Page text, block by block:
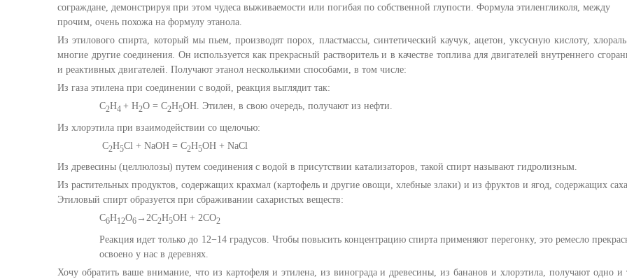
сограждане, демонстрируя при этом чудеса выживаемости или погибая по собственной глупости. Формула этиленгликоля, между
прочим, очень похожа на формулу этанола.
Из этилового спирта, который мы пьем, производят порох, пластмассы, синтетический каучук, ацетон, уксусную кислоту,
многие другие соединения. Он используется как прекрасный растворитель и в качестве топлива для двигателей внутреннего
и реактивных двигателей. Получают этанол несколькими способами, в том числе:
Из газа этилена при соединении с водой, реакция выглядит так:
С2Н4 + Н2О = С2Н5ОН. Этилен, в свою очередь, получают из нефти.
Из хлорэтила при взаимодействии со щелочью:
С2Н5Сl + NaOH = C2H5OH + NaCl
Из древесины (целлюлозы) путем соединения с водой в присутствии катализаторов, такой спирт называют гидролизным.
Из растительных продуктов, содержащих крахмал (картофель и другие овощи, хлебные злаки) и из фруктов и ягод, содержащих
Этиловый спирт образуется при сбраживании сахаристых веществ:
C6H12O6 →2C2H5OH + 2CO2
Реакция идет только до 12−14 градусов. Чтобы повысить концентрацию спирта применяют перегонку, это ремесло
освоено у нас в деревнях.
Хочу обратить ваше внимание, что из картофеля и этилена, из винограда и древесины, из бананов и хлорэтила, получают одно и